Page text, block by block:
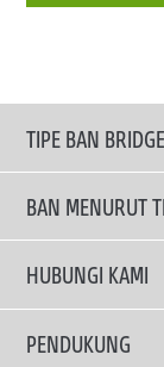
TIPE BAN
BAN MENURUT
Ban ENLITEN
Ban Performa
HUBUNGI KAMI
Email Kami
PENDUKUNG